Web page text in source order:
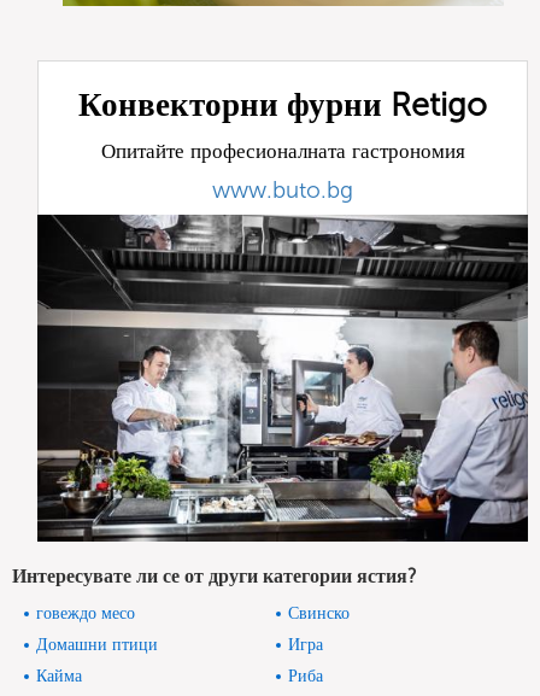
Конвекторни фурни Retigo
Опитайте професионалната гастрономия
www.buto.bg
Интересувате ли се от други категории ястия?
говеждо месо
Свинско
Домашни птици
Игра
Кайма
Риба